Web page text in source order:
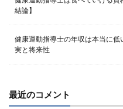
結論】
健康運動指導士の年収は本当に
実と将来性
最近のコメント